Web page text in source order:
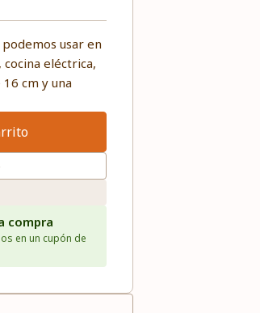
usar en
cocina eléctrica,
cm y una
compra
en un cupón de